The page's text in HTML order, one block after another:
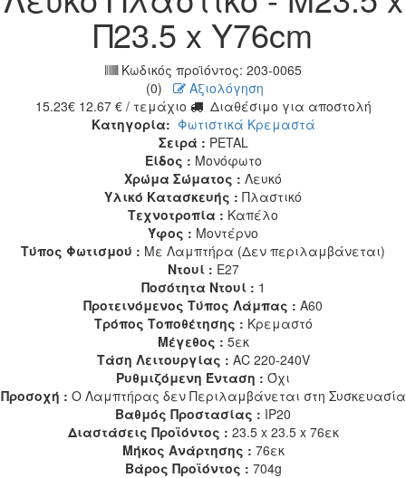
Π23.5 x Υ76cm
Κωδικός προϊόντος: 203-0065
(0)
Αξιολόγηση
15.23€ 12.67 € / τεμάχιο
Διαθέσιμο για αποστολή
Κατηγορία: Φωτιστικά Κρεμαστά
Σειρά : PETAL
Είδος : Μονόφωτο
Χρώμα Σώματος : Λευκό
Υλικό Κατασκευής : Πλαστικό
Τεχνοτροπία : Καπέλο
Ύφος : Μοντέρνο
Τύπος Φωτισμού : Με Λαμπτήρα (Δεν περιλαμβάνεται)
Ντουί : E27
Ποσότητα Ντουί : 1
Προτεινόμενος Τύπος Λάμπας : A60
Τρόπος Τοποθέτησης : Κρεμαστό
Μέγεθος : 5εκ
Τάση Λειτουργίας : AC 220-240V
Ρυθμιζόμενη Ένταση : Όχι
Προσοχή : Ο Λαμπτήρας δεν Περιλαμβάνεται στη Συσκευασία
Βαθμός Προστασίας : IP20
Διαστάσεις Προϊόντος : 23.5 x 23.5 x 76εκ
Μήκος Ανάρτησης : 76εκ
Βάρος Προϊόντος : 704g